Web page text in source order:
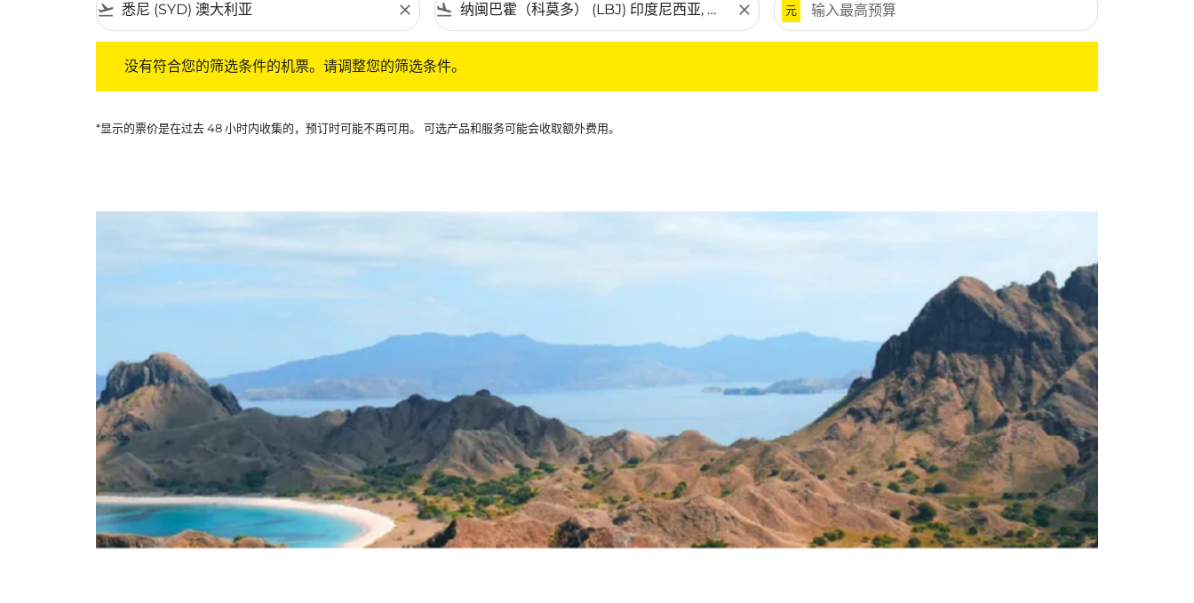
flight_takeoff close flight_land close 元
没有符合您的筛选条件的机票。请调整您的筛选条件。
*显示的票价是在过去 48 小时内收集的，预订时可能不再可用。 可选产品和服务可能会收取额外费用。